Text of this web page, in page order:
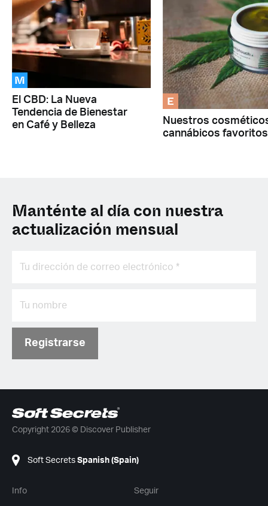
M
El CBD: La Nueva
Tendencia de Bienestar
en Café y Belleza
E
Nuestros
cannábicos favoritos
Manténte al día con nuestra
actualización mensual
Registrarse
Copyright 2026 © Discover Publisher
Soft Secrets Spanish (Spain)
Info Seguir